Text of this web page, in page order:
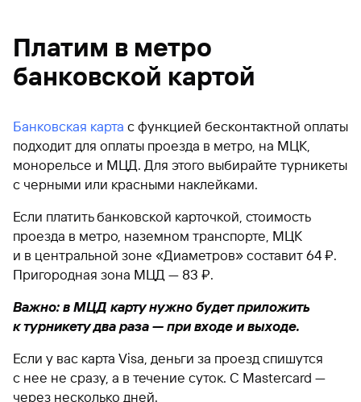
Платим в метро
банковской картой
Банковская карта с функцией бесконтактной оплаты
подходит для оплаты проезда в метро, на МЦК,
монорельсе и МЦД. Для этого выбирайте турникеты
с черными или красными наклейками.
Если платить банковской карточкой, стоимость
проезда в метро, наземном транспорте, МЦК
и в центральной зоне «Диаметров» составит 64 ₽.
Пригородная зона МЦД — 83 ₽.
Важно: в МЦД карту нужно будет приложить
к турникету два раза — при входе и выходе.
Если у вас карта Visa, деньги за проезд спишутся
с нее не сразу, а в течение суток. С Mastercard —
через несколько дней.